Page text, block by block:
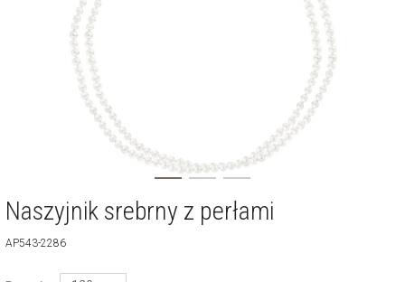
Naszyjnik srebrny z perłami
AP543-2286